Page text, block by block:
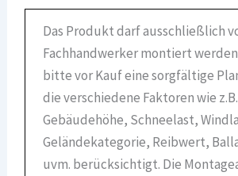
Das Produkt darf ausschließlich
Fachhandwerker montiert
bitte vor Kauf eine sorgfältige
die verschiedene Faktoren wie z.B.
Gebäudehöhe, Schneelast,
Geländekategorie, Reibwert,
uvm. berücksichtigt. Die